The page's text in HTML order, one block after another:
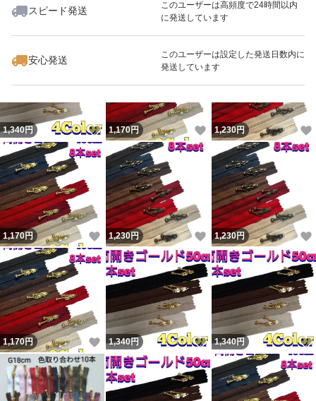
#Sewingハンドメイド
#玉付きファスナー
#両開きファスナー
スピード発送
このユーザーは高頻度で24時間以内
に発送しています
安心発送
このユーザーは設定した発送日数内に
発送しています
いいね！
990
1,340円 いいね！
1,170円 いいね！
1,230円
1,170円 いいね！
1,230円 いいね！
1,230円
1,170円 いいね！
1,340円 いいね！
1,340円